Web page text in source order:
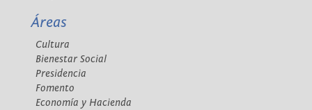
Áreas
Cultura
Bienestar Social
Presidencia
Fomento
Economía y Hacienda